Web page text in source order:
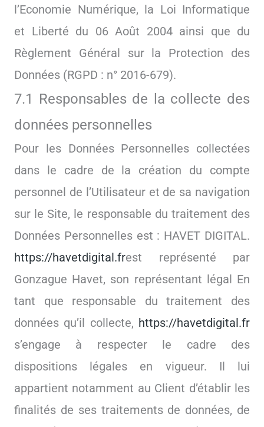
l’Economie Numérique, la Loi Informatique
et Liberté du 06 Août 2004 ainsi que du
Règlement Général sur la Protection des
Données (RGPD : n° 2016-679).
7.1 Responsables de la collecte des
données personnelles
Pour les Données Personnelles collectées
dans le cadre de la création du compte
personnel de l’Utilisateur et de sa navigation
sur le Site, le responsable du traitement des
Données Personnelles est : HAVET DIGITAL.
https://havetdigital.frest représenté par
Gonzague Havet, son représentant légal En
tant que responsable du traitement des
données qu’il collecte, https://havetdigital.fr
s’engage à respecter le cadre des
dispositions légales en vigueur. Il lui
appartient notamment au Client d’établir les
finalités de ses traitements de données, de